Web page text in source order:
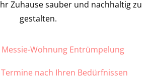
Zuhause sauber und nachhaltig zu
gestalten.
Wohnung Entrümpelung
nach Ihren Bedürfnissen